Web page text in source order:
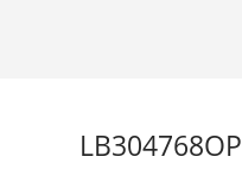
LB304768OP